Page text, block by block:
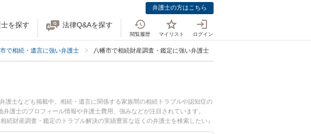
弁護士の方はこちら
を探す 法律Q&Aを探す
閲覧履歴 マイリスト ログイン
で相続・遺言に強い弁護士 八幡市で相続財産調査・鑑定に強い弁護士
士なども掲載中。相続・遺言に関係する家族間の相続トラブルや認知症の
護士のプロフィール情報や弁護士費用、強みなどが注目されています。
続財産調査・鑑定のトラブル解決の実績豊富な近くの弁護士を検索したい』
困りの相談者さんにおすすめです。